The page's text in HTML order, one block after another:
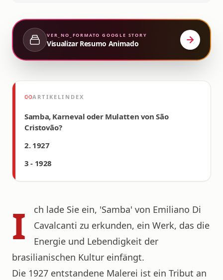
VER_NO_FORMATO GOOGLE STORY
Visualizar Resumo Animado
ARTIKELINDEX
Samba, Karneval oder Mulatten von São
Cristovão?
2. 1927
3 - 1928
I
ch lade Sie ein, 'Samba' von Emiliano Di
Cavalcanti zu erkunden, ein Werk, das die
Energie und Lebendigkeit der
brasilianischen Kultur einfängt.
Die 1927 entstandene Malerei ist ein Tribut an